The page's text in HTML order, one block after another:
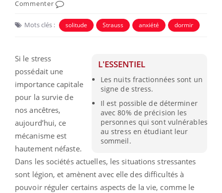
Commenter
Mots clés : solitude Strauss anxiété dormir
L'ESSENTIEL
Les nuits fractionnées sont un
signe de stress.
Il est possible de déterminer
avec 80% de précision les
personnes qui sont vulnérables
au stress en étudiant leur
sommeil.
Si le stress
possédait une
importance capitale
pour la survie de
nos ancêtres,
aujourd’hui, ce
mécanisme est
hautement néfaste.
Dans les sociétés actuelles, les situations stressantes
sont légion, et amènent avec elle des difficultés à
pouvoir réguler certains aspects de la vie, comme le